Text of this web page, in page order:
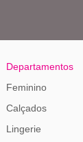
Departamentos
Feminino
Calçados
Lingerie